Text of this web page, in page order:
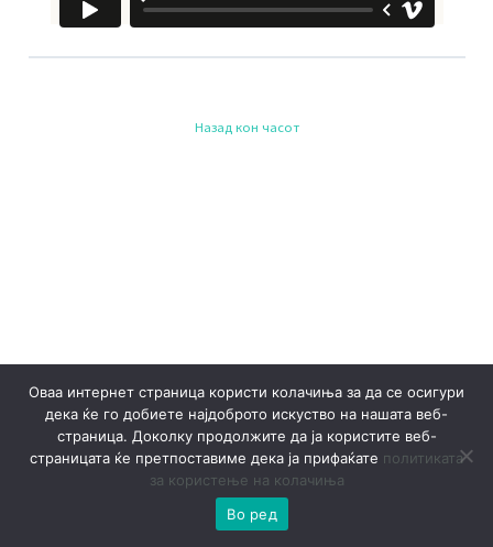
Назад кон часот
Оваа интернет страница користи колачиња за да се осигури
дека ќе го добиете најдоброто искуство на нашата веб-
страница. Доколку продолжите да ја користите веб-
страницата ќе претпоставиме дека ја прифаќате политиката
за користење на колачиња
Во ред